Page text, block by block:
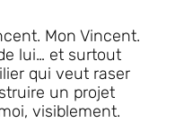
Mon Vincent.
lui… et surtout
qui veut raser
un projet
, visiblement.